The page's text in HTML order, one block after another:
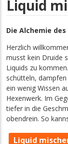
Liquid
Die Alchemie
Herzlich
musst kein Druide
Liquids zu
schütteln,
ein wenig Wissen
Hexenwerk. Im
tiefer in die
obendrein. So
Liquid